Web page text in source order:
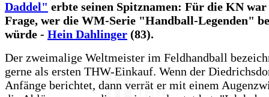
Daddel" erbte seinen Spitznamen: Für die KN war
Frage, wer die WM-Serie "Handball-Legenden"
würde - Hein Dahlinger (83).
Der zweimalige Weltmeister im Feldhandball
gerne als ersten THW-Einkauf. Wenn der
Anfänge berichtet, dann verrät er mit einem